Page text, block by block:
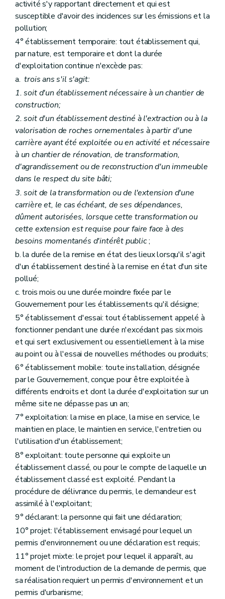
Chapitre VI Etablissements mobiles
Art. 43
Art. 44
Chapitre VII
Contenu et effets du permis d'environnement
Section première Contenu de la décision
Art. 45
Section 2 Effets du permis
Art. 46
Art. 47
Art. 48
Art. 49
Section 3
Durée de validité du permis
Art. 50
Art. 51
Art. 52
Section 4
Mise en oeuvre du permis
Art. 53
Art. 54
Chapitre VIII Conditions d'exploitation et obligations de l'exploitant
Section première Conditions d'exploitation
Art. 55
Art. 55bis
Art. 56
Section 2 Obligations de l'exploitant
Art. 58
Art. 59
Art. 59bis
Section 3 Changement d'exploitant
Art. 60
Chapitre IX
Surveillance et mesures administratives
Section première Surveillance et inspection
Art. 61
Art. 62
Art. 63
Mesures de police administrative
Sous-section première Action sur le permis en l'absence d'infraction
Art. 64
Art. 65
Art. 66
Art. 67
Art. 68
Art. 69
Art. 70
Sous-section 2 Action sur l'établissement en l'absence d'infraction
Art. 71
Sous-section 3 Action sur le permis ou la déclaration en cas d'infraction
Art. 72
Art. 73
Sous-section 4 Action sur l'établissement en cas d'infraction
Art. 74
Art. 75
Section 3 Amendes administratives
Art. 76
Section 4 Obligation de notification périodique de données environnementales
Art.76
bis
Art.76ter
Art.76quater
Chapitre X Sanctions pénales
Art. 78
activité s'y rapportant directement et qui est
susceptible d'avoir des incidences sur les émissions et la
pollution;
4° établissement temporaire: tout établissement qui,
par nature, est temporaire et dont la durée
d'exploitation continue n'excède pas:
a.trois ans s'il s'agit:
1. soit d'un établissement nécessaire à un chantier de
construction;
2. soit d'un établissement destiné à l'extraction ou à la
valorisation de roches ornementales à partir d'une
carrière ayant été exploitée ou en activité et nécessaire
à un chantier de rénovation, de transformation,
d'agrandissement ou de reconstruction d'un immeuble
dans le respect du site bâti;
3. soit de la transformation ou de l'extension d'une
carrière et, le cas échéant, de ses dépendances,
dûment autorisées, lorsque cette transformation ou
cette extension est requise pour faire face à des
besoins momentanés d'intérêt public;
b. la durée de la remise en état des lieux lorsqu'il s'agit
d'un établissement destiné à la remise en état d'un site
pollué;
c. trois mois ou une durée moindre fixée par le
Gouvernement pour les établissements qu'il désigne;
5° établissement d'essai: tout établissement appelé à
fonctionner pendant une durée n'excédant pas six mois
et qui sert exclusivement ou essentiellement à la mise
au point ou à l'essai de nouvelles méthodes ou produits;
6° établissement mobile: toute installation, désignée
par le Gouvernement, conçue pour être exploitée à
différents endroits et dont la durée d'exploitation sur un
même site ne dépasse pas un an;
7° exploitation: la mise en place, la mise en service, le
maintien en place, le maintien en service, l'entretien ou
l'utilisation d'un établissement;
8° exploitant: toute personne qui exploite un
établissement classé, ou pour le compte de laquelle un
établissement classé est exploité. Pendant la
procédure de délivrance du permis, le demandeur est
assimilé à l'exploitant;
9° déclarant: la personne qui fait une déclaration;
10° projet: l'établissement envisagé pour lequel un
permis d'environnement ou une déclaration est requis;
11° projet mixte: le projet pour lequel il apparaît, au
moment de l'introduction de la demande de permis, que
sa réalisation requiert un permis d'environnement et un
permis d'urbanisme;